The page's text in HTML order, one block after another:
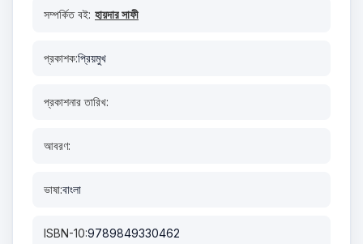
সম্পর্কিত বই: হায়দার সাফী
প্রকাশক:প্রিয়মুখ
প্রকাশনার তারিখ:
আবরণ:
ভাষা:বাংলা
ISBN-10:9789849330462